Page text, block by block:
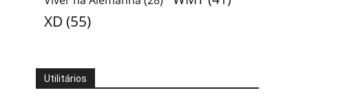
XD (55)
Utilitários